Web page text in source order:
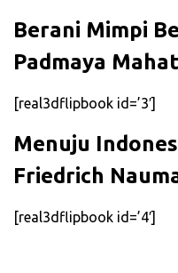
Berani Mimpi
Padmaya
[real3dflipbook id=’3′]
Menuju
Friedrich
[real3dflipbook id=’4′]